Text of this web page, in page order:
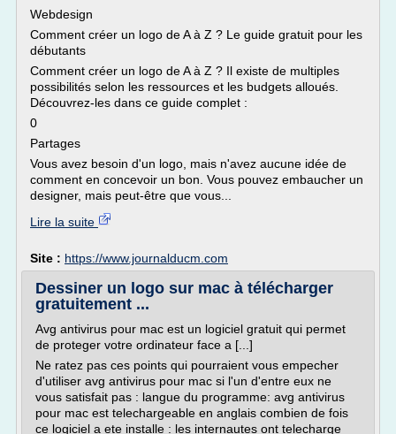
Webdesign
Comment créer un logo de A à Z ? Le guide gratuit pour les
débutants
Comment créer un logo de A à Z ? Il existe de multiples
possibilités selon les ressources et les budgets alloués.
Découvrez-les dans ce guide complet :
0
Partages
Vous avez besoin d'un logo, mais n'avez aucune idée de
comment en concevoir un bon. Vous pouvez embaucher un
designer, mais peut-être que vous...
Lire la suite
Site : https://www.journalducm.com
Dessiner un logo sur mac à télécharger
gratuitement ...
Avg antivirus pour mac est un logiciel gratuit qui permet
de proteger votre ordinateur face a [...]
Ne ratez pas ces points qui pourraient vous empecher
d'utiliser avg antivirus pour mac si l'un d'entre eux ne
vous satisfait pas : langue du programme: avg antivirus
pour mac est telechargeable en anglais combien de fois
ce logiciel a ete installe : les internautes ont telecharge